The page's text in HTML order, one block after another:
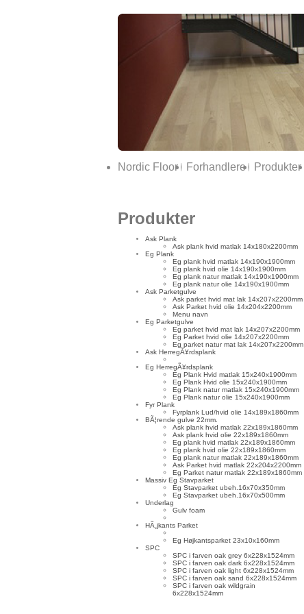
Nordic Floor Forhandlere Produkter
Produkter
Ask Plank
Ask plank hvid matlak 14x180x2200mm
Eg Plank
Eg plank hvid matlak 14x190x1900mm
Eg plank hvid olie 14x190x1900mm
Eg plank natur matlak 14x190x1900mm
Eg plank natur olie 14x190x1900mm
Ask Parketgulve
Ask parket hvid mat lak 14x207x2200mm
Ask Parket hvid olie 14x204x2200mm
Menu navn
Eg Parketgulve
Eg parket hvid mat lak 14x207x2200mm
Eg Parket hvid olie 14x207x2200mm
Eg parket natur mat lak 14x207x2200mm
Ask HerregÃ¥rdsplank
Eg HerregÃ¥rdsplank
Eg Plank Hvid matlak 15x240x1900mm
Eg Plank Hvid olie 15x240x1900mm
Eg Plank natur matlak 15x240x1900mm
Eg Plank natur olie 15x240x1900mm
Fyr Plank
Fyrplank Lud/hvid olie 14x189x1860mm
BÃ¦rende gulve 22mm.
Ask plank hvid matlak 22x189x1860mm
Ask plank hvid olie 22x189x1860mm
Eg plank hvid matlak 22x189x1860mm
Eg plank hvid olie 22x189x1860mm
Eg plank natur matlak 22x189x1860mm
Ask Parket hvid matlak 22x204x2200mm
Eg Parket natur matlak 22x189x1860mm
Massiv Eg Stavparket
Eg Stavparket ubeh.16x70x350mm
Eg Stavparket ubeh.16x70x500mm
Underlag
Gulv foam
HÃ¸jkants Parket
Eg Højkantsparket 23x10x160mm
SPC
SPC i farven oak grey 6x228x1524mm
SPC i farven oak dark 6x228x1524mm
SPC i farven oak light 6x228x1524mm
SPC i farven oak sand 6x228x1524mm
SPC i farven oak wildgrain
6x228x1524mm